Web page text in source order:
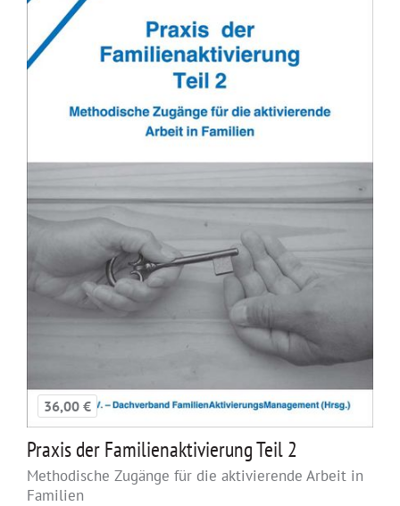
36,00 €
Praxis der Familienaktivierung Teil 2
Methodische Zugänge für die aktivierende Arbeit in
Familien